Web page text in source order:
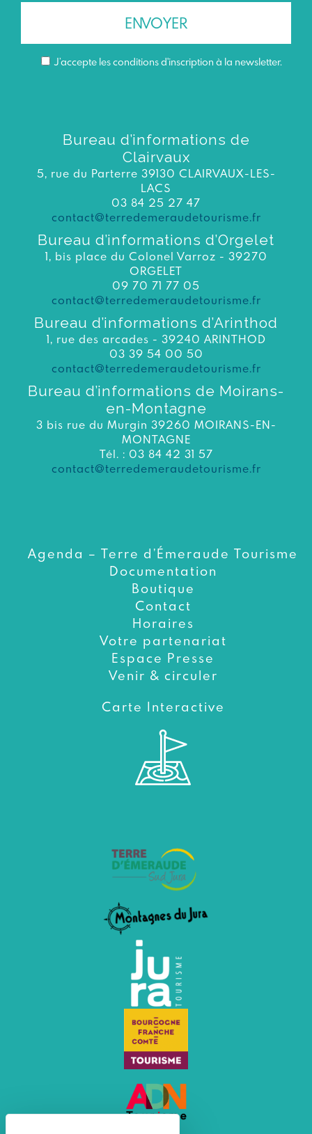
J’accepte les conditions d'inscription à la newsletter.
Bureau d’informations de
Clairvaux
5, rue du Parterre 39130 CLAIRVAUX-LES-
LACS
03 84 25 27 47
contact@terredemeraudetourisme.fr
Bureau d’informations d’Orgelet
1, bis place du Colonel Varroz - 39270
ORGELET
09 70 71 77 05
contact@terredemeraudetourisme.fr
Bureau d’informations d’Arinthod
1, rue des arcades - 39240 ARINTHOD
03 39 54 00 50
contact@terredemeraudetourisme.fr
Bureau d’informations de Moirans-
en-Montagne
3 bis rue du Murgin 39260 MOIRANS-EN-
MONTAGNE
Tél. : 03 84 42 31 57
contact@terredemeraudetourisme.fr
Agenda – Terre d’Émeraude Tourisme
Documentation
Boutique
Contact
Horaires
Votre partenariat
Espace Presse
Venir & circuler
Carte Interactive